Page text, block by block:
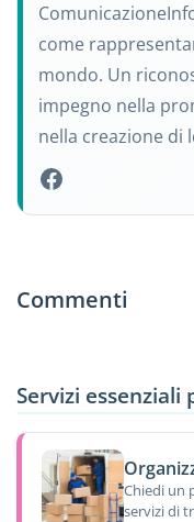
come
mondo. Un
impegno nella
nella creazione di
Commenti
Servizi
Chiedi un
servizi di